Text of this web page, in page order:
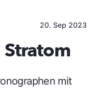
20. Sep 2023
mit